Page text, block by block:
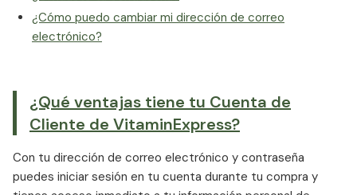
¿Cómo puedo cambiar mi dirección de correo
electrónico?
¿Qué ventajas tiene tu Cuenta de
Cliente de VitaminExpress?
Con tu dirección de correo electrónico y contraseña
puedes iniciar sesión en tu cuenta durante tu compra y